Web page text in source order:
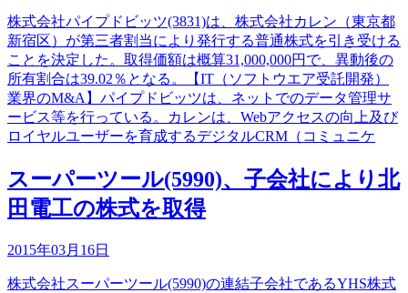
株式会社パイプドビッツ(3831)は、株式会社カレン（東京都
新宿区）が第三者割当により発行する普通株式を引き受ける
ことを決定した。取得価額は概算31,000,000円で、異動後の
所有割合は39.02％となる。【IT（ソフトウエア受託開発）
業界のM&A】パイプドビッツは、ネットでのデータ管理サ
ービス等を行っている。カレンは、Webアクセスの向上及び
ロイヤルユーザーを育成するデジタルCRM（コミュニケ
スーパーツール(5990)、子会社により北
田電工の株式を取得
2015年03月16日
株式会社スーパーツール(5990)の連結子会社であるYHS株式